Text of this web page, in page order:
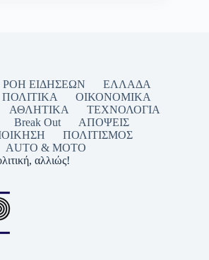
ΡΟΗ ΕΙΔΗΣΕΩΝ
ΕΛΛΑΔΑ
ΠΟΛΙΤΙΚΑ
ΟΙΚΟΝΟΜΙΚΑ
ΑΘΛΗΤΙΚΑ
ΤΕΧΝΟΛΟΓΙΑ
Break Out
ΑΠΟΨΕΙΣ
ΠΟΛΙΤΙΣΜΟΣ
AUTO & MOTO
αλλιώς!